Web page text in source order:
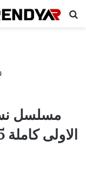
بحث عن